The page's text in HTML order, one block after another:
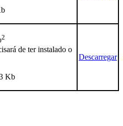
2
de ter instalado o
Kb
Descarregar